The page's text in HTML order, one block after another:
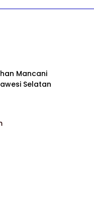
Mancani
Selatan